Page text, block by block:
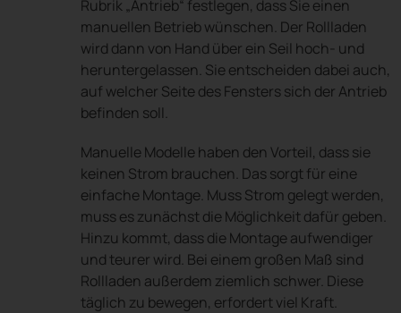
Rubrik „Antrieb“ festlegen, dass Sie einen
manuellen Betrieb wünschen. Der Rollladen
wird dann von Hand über ein Seil hoch- und
heruntergelassen. Sie entscheiden dabei auch,
auf welcher Seite des Fensters sich der Antrieb
befinden soll.
Manuelle Modelle haben den Vorteil, dass sie
keinen Strom brauchen. Das sorgt für eine
einfache Montage. Muss Strom gelegt werden,
muss es zunächst die Möglichkeit dafür geben.
Hinzu kommt, dass die Montage aufwendiger
und teurer wird. Bei einem großen Maß sind
Rollladen außerdem ziemlich schwer. Diese
täglich zu bewegen, erfordert viel Kraft.